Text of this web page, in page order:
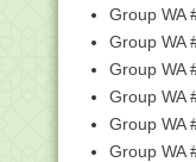
Jadwal
2025:
Group WA
Group WA
Group WA
Group WA
Group WA
Group WA